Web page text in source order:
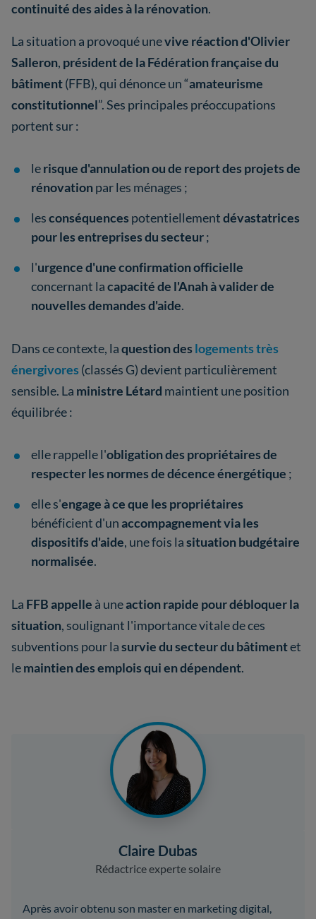
continuité des aides à la rénovation.
La situation a provoqué unevive réaction d'Olivier
Salleron, président de la Fédération française du
bâtiment(FFB), qui dénonce un “amateurisme
constitutionnel”. Ses principales préoccupations
portent sur :
lerisque d'annulation ou de report des projets de
rénovationpar les ménages ;
lesconséquences potentiellementdévastatrices
pour les entreprises du secteur;
l'urgence d'une confirmation officielle
concernant lacapacité de l'Anah à valider de
nouvelles demandes d'aide.
Dans ce contexte, laquestion des logements très
énergivores (classés G) devient particulièrement
sensible. La ministre Létard maintient une position
équilibrée :
elle rappelle l'obligation des propriétaires de
respecter les normes de décence énergétique ;
elle s'engage à ce que les propriétaires
bénéficient d'unaccompagnement via les
dispositifs d'aide, une fois lasituation budgétaire
normalisée.
La FFB appelle à uneaction rapide pour débloquer la
situation, soulignant l'importance vitale de ces
subventions pour lasurvie du secteur du bâtimentet
lemaintien des emplois qui en dépendent.
Claire Dubas
Rédactrice experte solaire
Après avoir obtenu son master en marketing digital,